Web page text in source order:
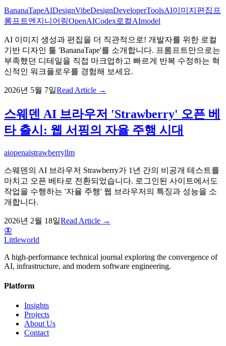
BananaTapeAIDesignVibeDesignDeveloperToolsAI이미지편집 프
롬프트엔지니어링OpenAICodex로컬AImodel
AI 이미지 생성과 편집을 더 직관적으로! 개발자를 위한 로컬
기반 디자인 툴 'BananaTape'를 소개합니다. 프롬프트만으로는
부족했던 디테일을 직접 마크업하고 빠르게 반복 수정하는 혁
신적인 워크플로우를 경험해 보세요.
2026년 5월 7일Read Article →
스웨덴 AI 브라우저 'Strawberry' 오픈 베
타 출시: 웹 서핑의 자율 주행 시대
aiopenaistrawberryllm
스웨덴의 AI 브라우저 Strawberry가 1년 간의 비공개 테스트를
마치고 오픈 베타로 전환되었습니다. 로그인된 사이트에서도
작업을 수행하는 '자율 주행' 웹 브라우저의 특징과 성능을 소
개합니다.
2026년 2월 18일Read Article →
🦋
Littleworld
A high-performance technical journal exploring the convergence of
AI, infrastructure, and modern software engineering.
Platform
Insights
Projects
About Us
Contact